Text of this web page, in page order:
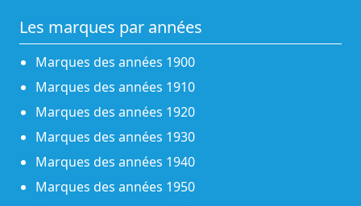
Les marques par années
Marques des années 1900
Marques des années 1910
Marques des années 1920
Marques des années 1930
Marques des années 1940
Marques des années 1950